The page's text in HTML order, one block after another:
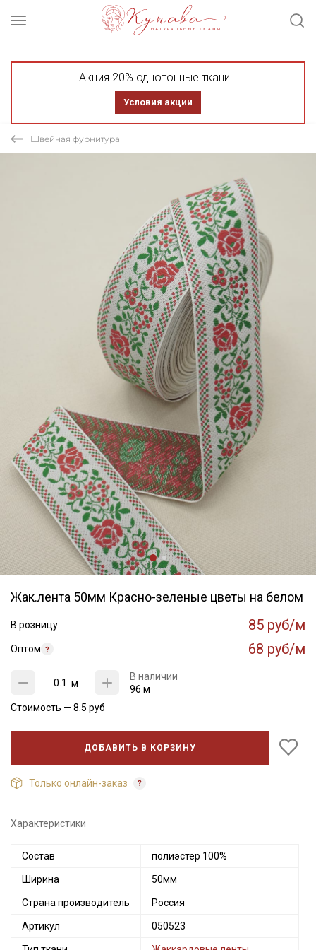
Акция 20% однотонные ткани!
Условия акции
Швейная фурнитура
Жак.лента 50мм Красно-зеленые цветы на белом
В розницу 85 руб/м
Оптом 68 руб/м
м
В наличии
96 м
Стоимость — 8.5 руб
ДОБАВИТЬ В КОРЗИНУ
Только онлайн-заказ
Характеристики
Состав полиэстер 100%
Ширина 50мм
Страна производитель Россия
Артикул 050523
Секретная рассылка от Купава
Мы публикуем здесь дополнительные
промокоды и скидки до 30% на узкие